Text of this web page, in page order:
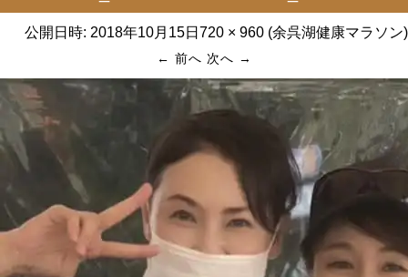
公開日時: 2018年10月15日 720 × 960 (余呉湖健康マラソン)
← 前へ 次へ →